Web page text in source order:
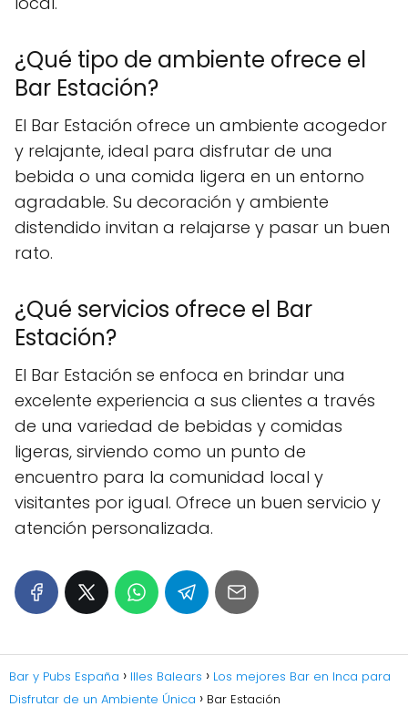
¿Qué tipo de ambiente ofrece el
Bar Estación?
El Bar Estación ofrece un ambiente acogedor
y relajante, ideal para disfrutar de una
bebida o una comida ligera en un entorno
agradable. Su decoración y ambiente
distendido invitan a relajarse y pasar un buen
rato.
¿Qué servicios ofrece el Bar
Estación?
El Bar Estación se enfoca en brindar una
excelente experiencia a sus clientes a través
de una variedad de bebidas y comidas
ligeras, sirviendo como un punto de
encuentro para la comunidad local y
visitantes por igual. Ofrece un buen servicio y
atención personalizada.
Bar y Pubs España Illes Balears
Los mejores Bar en Inca para
Disfrutar de un Ambiente Única
Bar Estación